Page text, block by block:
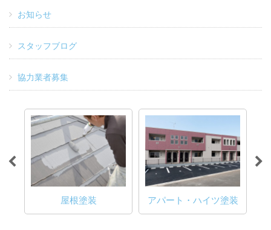
お知らせ
スタッフブログ
協力業者募集
アパート・ハイツ塗装 内装塗装